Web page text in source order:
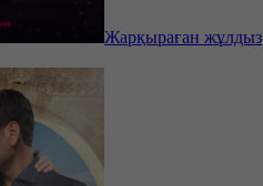
Жарқыраған жұлдыз